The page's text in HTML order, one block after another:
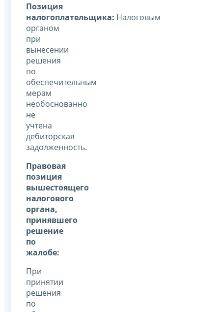
Позиция
налогоплательщика: Налоговым
органом
при
вынесении
решения
по
обеспечительным
мерам
необоснованно
не
учтена
дебиторская
задолженность.
Правовая
позиция
вышестоящего
налогового
органа,
принявшего
решение
по
жалобе:
При
принятии
решения
по